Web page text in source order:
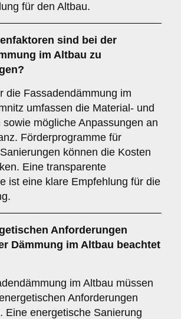
für den Altbau.
sind bei der
im Altbau zu
die Fassadendämmung im
umfassen die Material- und
mögliche Anpassungen an
Förderprogramme für
können die Kosten
Eine transparente
ist eine klare Empfehlung für die
Anforderungen
Dämmung im Altbau beachtet
im Altbau müssen
Anforderungen
Eine energetische Sanierung